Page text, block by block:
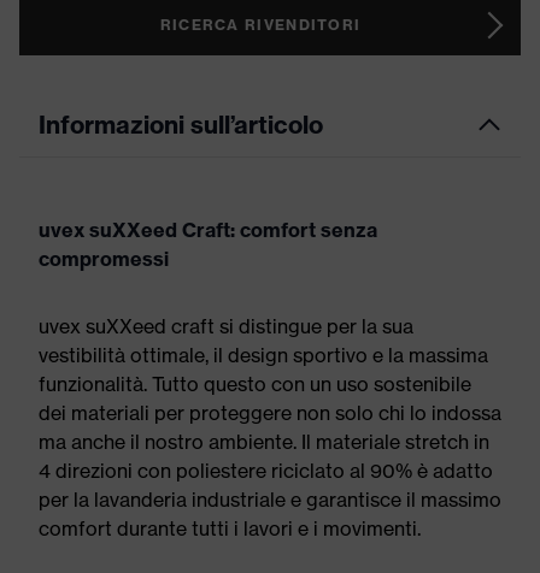
RICERCA RIVENDITORI
Informazioni sull’articolo
uvex suXXeed Craft: comfort senza
compromessi
uvex suXXeed craft si distingue per la sua
vestibilità ottimale, il design sportivo e la massima
funzionalità. Tutto questo con un uso sostenibile
dei materiali per proteggere non solo chi lo indossa
ma anche il nostro ambiente. Il materiale stretch in
4 direzioni con poliestere riciclato al 90% è adatto
per la lavanderia industriale e garantisce il massimo
comfort durante tutti i lavori e i movimenti.